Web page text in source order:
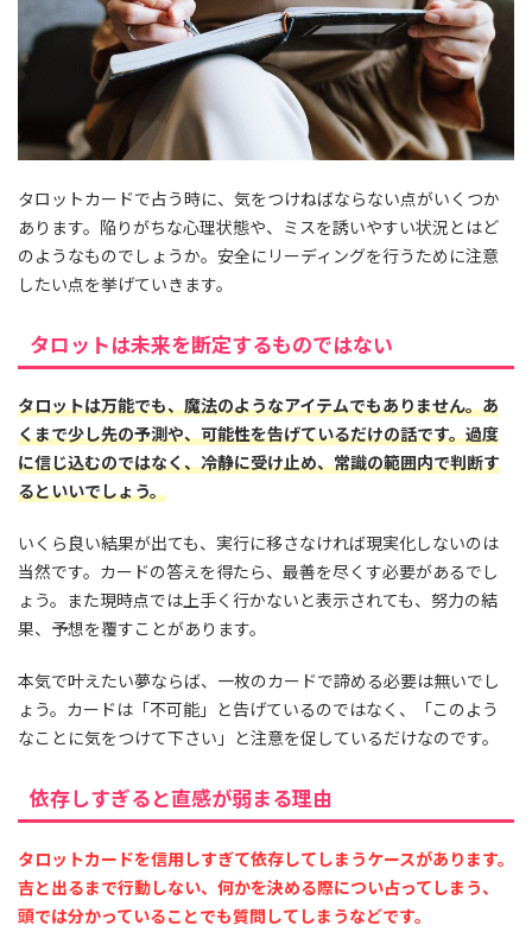
タロットカードで占う時に、気をつけねばならない点がいくつか
あります。陥りがちな心理状態や、ミスを誘いやすい状況とはど
のようなものでしょうか。安全にリーディングを行うために注意
したい点を挙げていきます。
タロットは未来を断定するものではない
タロットは万能でも、魔法のようなアイテムでもありません。あ
くまで少し先の予測や、可能性を告げているだけの話です。過度
に信じ込むのではなく、冷静に受け止め、常識の範囲内で判断す
るといいでしょう。
いくら良い結果が出ても、実行に移さなければ現実化しないのは
当然です。カードの答えを得たら、最善を尽くす必要があるでし
ょう。また現時点では上手く行かないと表示されても、努力の結
果、予想を覆すことがあります。
本気で叶えたい夢ならば、一枚のカードで諦める必要は無いでし
ょう。カードは「不可能」と告げているのではなく、「このよう
なことに気をつけて下さい」と注意を促しているだけなのです。
依存しすぎると直感が弱まる理由
タロットカードを信用しすぎて依存してしまうケースがあります。
吉と出るまで行動しない、何かを決める際につい占ってしまう、
頭では分かっていることでも質問してしまうなどです。